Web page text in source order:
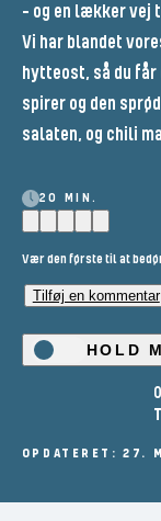
– og en lækker vej
Vi har blandet
hytteost, så du
spirer og den
salaten, og chili
20 MIN.
Vær den første til at
Tilføj en kommentar
HOLD
OPDATERET: 27.